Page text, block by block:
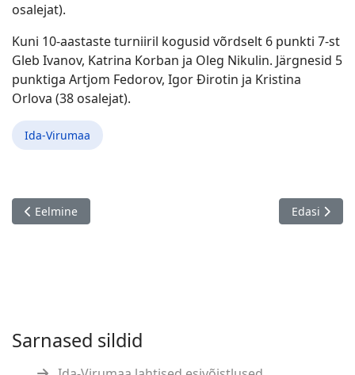
osalejat).
Kuni 10-aastaste turniiril kogusid võrdselt 6 punkti 7-st
Gleb Ivanov, Katrina Korban ja Oleg Nikulin. Järgnesid 5
punktiga Artjom Fedorov, Igor Ðirotin ja Kristina
Orlova (38 osalejat).
Ida-Virumaa
Eelmine artikkel: Artikkel Lembit Ollist
Eelmine Järgmine
Edasi
Sarnased sildid